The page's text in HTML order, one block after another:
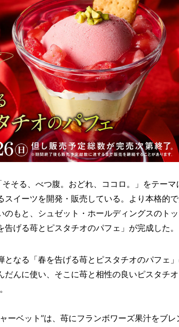
そそる、べつ腹。おどれ、ココロ。」をテー
スイーツを開発・販売している。より本格的
のもと、シュゼット・ホールディングスのト
げる苺とピスタチオのパフェ」が完成した。
となる「春を告げる苺とピスタチオのパフェ
だんに使い、そこに苺と相性の良いピスタチ
ーベット”は、苺にフランボワーズ果汁をブ